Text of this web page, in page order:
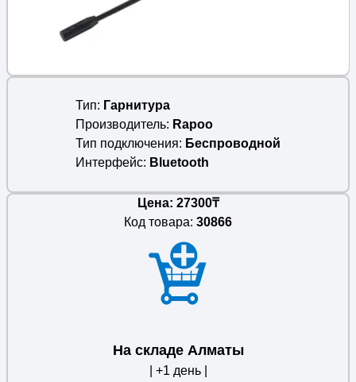
Тип
Гарнитура
Производитель
Rapoo
Тип подключения
Беспроводной
Интерфейс
Bluetooth
Цена: 27300₸
Код товара: 30866
На складе Алматы
| +1 день |